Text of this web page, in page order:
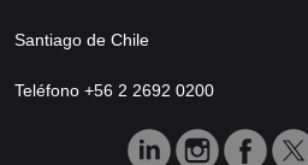
Santiago de Chile
Teléfono +56 2 2692 0200